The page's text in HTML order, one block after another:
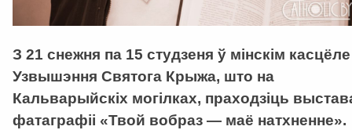
З 21 снежня па 15 студзеня ў мінскім касцёле
Узвышэння Святога Крыжа, што на
Кальварыйскіх могілках, праходзіць
фатаграфіі «Твой вобраз — маё натхненне».